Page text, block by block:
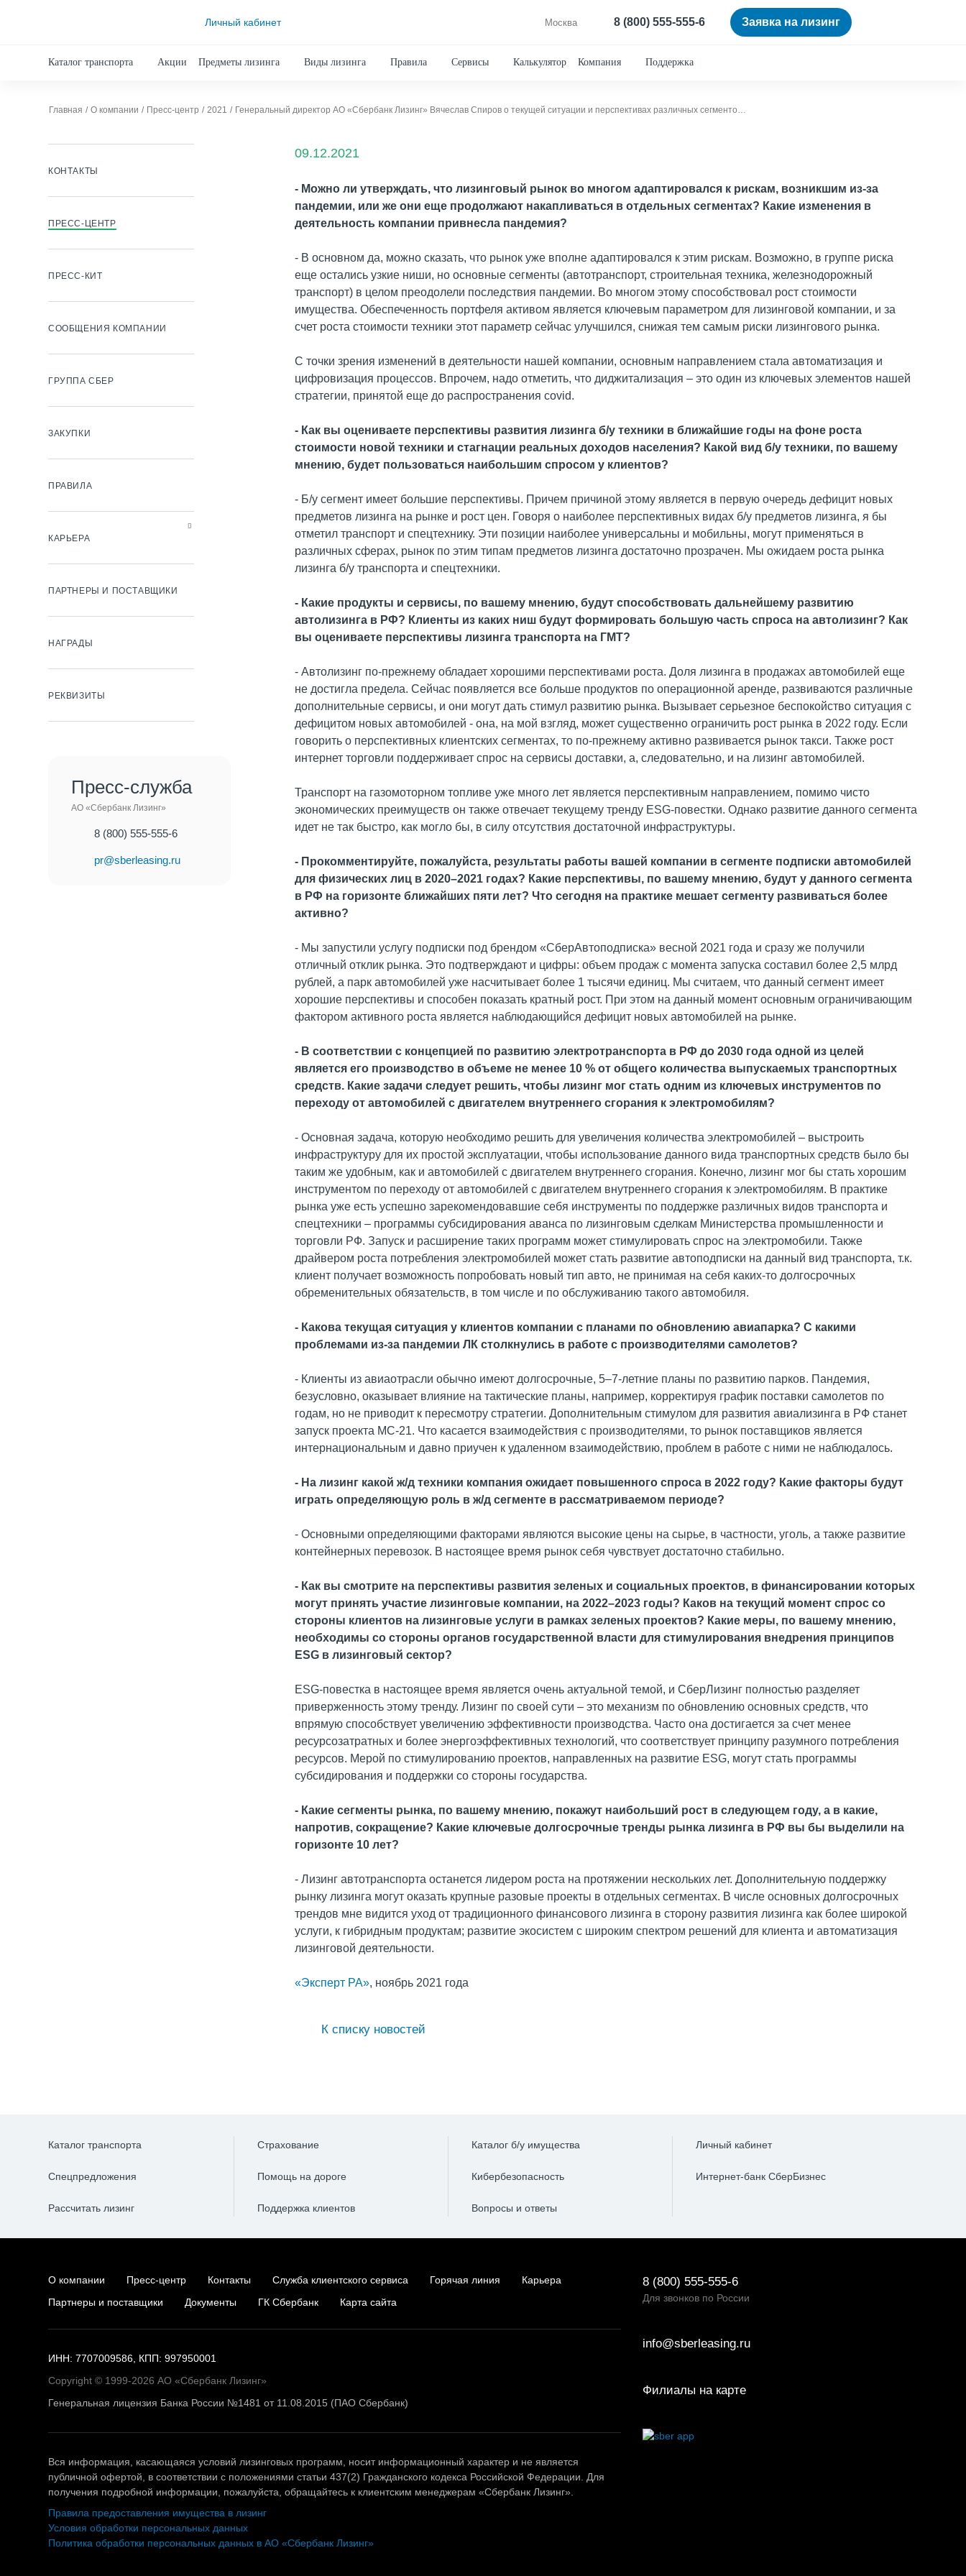
Личный кабинет Москва 8 (800) 555-555-6 Заявка на лизинг
Каталог транспорта Акции Предметы лизинга Виды лизинга Правила Сервисы Калькулятор Компания Поддержка
Главная О компании Пресс-центр 2021 Генеральный директор АО «Сбербанк Лизинг» Вячеслав Спиров о текущей ситуации и перспективах различных сегментов лизингового рынка
КОНТАКТЫ
ПРЕСС-ЦЕНТР
ПРЕСС-КИТ
СООБЩЕНИЯ КОМПАНИИ
ГРУППА СБЕР
ЗАКУПКИ
ПРАВИЛА
КАРЬЕРА
ПАРТНЕРЫ И ПОСТАВЩИКИ
НАГРАДЫ
РЕКВИЗИТЫ
Пресс-служба
АО «Сбербанк Лизинг»
8 (800) 555-555-6
pr@sberleasing.ru
09.12.2021
- Можно ли утверждать, что лизинговый рынок во многом адаптировался к рискам, возникшим из-за
пандемии, или же они еще продолжают накапливаться в отдельных сегментах? Какие изменения в
деятельность компании привнесла пандемия?
- В основном да, можно сказать, что рынок уже вполне адаптировался к этим рискам. Возможно, в группе риска
еще остались узкие ниши, но основные сегменты (автотранспорт, строительная техника, железнодорожный
транспорт) в целом преодолели последствия пандемии. Во многом этому способствовал рост стоимости
имущества. Обеспеченность портфеля активом является ключевым параметром для лизинговой компании, и за
счет роста стоимости техники этот параметр сейчас улучшился, снижая тем самым риски лизингового рынка.
С точки зрения изменений в деятельности нашей компании, основным направлением стала автоматизация и
цифровизация процессов. Впрочем, надо отметить, что диджитализация – это один из ключевых элементов нашей
стратегии, принятой еще до распространения сovid.
- Как вы оцениваете перспективы развития лизинга б/у техники в ближайшие годы на фоне роста
стоимости новой техники и стагнации реальных доходов населения? Какой вид б/у техники, по вашему
мнению, будет пользоваться наибольшим спросом у клиентов?
- Б/у сегмент имеет большие перспективы. Причем причиной этому является в первую очередь дефицит новых
предметов лизинга на рынке и рост цен. Говоря о наиболее перспективных видах б/у предметов лизинга, я бы
отметил транспорт и спецтехнику. Эти позиции наиболее универсальны и мобильны, могут применяться в
различных сферах, рынок по этим типам предметов лизинга достаточно прозрачен. Мы ожидаем роста рынка
лизинга б/у транспорта и спецтехники.
- Какие продукты и сервисы, по вашему мнению, будут способствовать дальнейшему развитию
автолизинга в РФ? Клиенты из каких ниш будут формировать большую часть спроса на автолизинг? Как
вы оцениваете перспективы лизинга транспорта на ГМТ?
- Автолизинг по-прежнему обладает хорошими перспективами роста. Доля лизинга в продажах автомобилей еще
не достигла предела. Сейчас появляется все больше продуктов по операционной аренде, развиваются различные
дополнительные сервисы, и они могут дать стимул развитию рынка. Вызывает серьезное беспокойство ситуация с
дефицитом новых автомобилей - она, на мой взгляд, может существенно ограничить рост рынка в 2022 году. Если
говорить о перспективных клиентских сегментах, то по-прежнему активно развивается рынок такси. Также рост
интернет торговли поддерживает спрос на сервисы доставки, а, следовательно, и на лизинг автомобилей.
Транспорт на газомоторном топливе уже много лет является перспективным направлением, помимо чисто
экономических преимуществ он также отвечает текущему тренду ESG-повестки. Однако развитие данного сегмента
идет не так быстро, как могло бы, в силу отсутствия достаточной инфраструктуры.
- Прокомментируйте, пожалуйста, результаты работы вашей компании в сегменте подписки автомобилей
для физических лиц в 2020–2021 годах? Какие перспективы, по вашему мнению, будут у данного сегмента
в РФ на горизонте ближайших пяти лет? Что сегодня на практике мешает сегменту развиваться более
активно?
- Мы запустили услугу подписки под брендом «СберАвтоподписка» весной 2021 года и сразу же получили
отличный отклик рынка. Это подтверждают и цифры: объем продаж с момента запуска составил более 2,5 млрд
рублей, а парк автомобилей уже насчитывает более 1 тысячи единиц. Мы считаем, что данный сегмент имеет
хорошие перспективы и способен показать кратный рост. При этом на данный момент основным ограничивающим
фактором активного роста является наблюдающийся дефицит новых автомобилей на рынке.
- В соответствии с концепцией по развитию электротранспорта в РФ до 2030 года одной из целей
является его производство в объеме не менее 10 % от общего количества выпускаемых транспортных
средств. Какие задачи следует решить, чтобы лизинг мог стать одним из ключевых инструментов по
переходу от автомобилей с двигателем внутреннего сгорания к электромобилям?
- Основная задача, которую необходимо решить для увеличения количества электромобилей – выстроить
инфраструктуру для их простой эксплуатации, чтобы использование данного вида транспортных средств было бы
таким же удобным, как и автомобилей с двигателем внутреннего сгорания. Конечно, лизинг мог бы стать хорошим
инструментом по переходу от автомобилей с двигателем внутреннего сгорания к электромобилям. В практике
рынка уже есть успешно зарекомендовавшие себя инструменты по поддержке различных видов транспорта и
спецтехники – программы субсидирования аванса по лизинговым сделкам Министерства промышленности и
торговли РФ. Запуск и расширение таких программ может стимулировать спрос на электромобили. Также
драйвером роста потребления электромобилей может стать развитие автоподписки на данный вид транспорта, т.к.
клиент получает возможность попробовать новый тип авто, не принимая на себя каких-то долгосрочных
обременительных обязательств, в том числе и по обслуживанию такого автомобиля.
- Какова текущая ситуация у клиентов компании с планами по обновлению авиапарка? С какими
проблемами из-за пандемии ЛК столкнулись в работе с производителями самолетов?
- Клиенты из авиаотрасли обычно имеют долгосрочные, 5–7-летние планы по развитию парков. Пандемия,
безусловно, оказывает влияние на тактические планы, например, корректируя график поставки самолетов по
годам, но не приводит к пересмотру стратегии. Дополнительным стимулом для развития авиализинга в РФ станет
запуск проекта МС-21. Что касается взаимодействия с производителями, то рынок поставщиков является
интернациональным и давно приучен к удаленном взаимодействию, проблем в работе с ними не наблюдалось.
- На лизинг какой ж/д техники компания ожидает повышенного спроса в 2022 году? Какие факторы будут
играть определяющую роль в ж/д сегменте в рассматриваемом периоде?
- Основными определяющими факторами являются высокие цены на сырье, в частности, уголь, а также развитие
контейнерных перевозок. В настоящее время рынок себя чувствует достаточно стабильно.
- Как вы смотрите на перспективы развития зеленых и социальных проектов, в финансировании которых
могут принять участие лизинговые компании, на 2022–2023 годы? Каков на текущий момент спрос со
стороны клиентов на лизинговые услуги в рамках зеленых проектов? Какие меры, по вашему мнению,
необходимы со стороны органов государственной власти для стимулирования внедрения принципов
ESG в лизинговый сектор?
ESG-повестка в настоящее время является очень актуальной темой, и СберЛизинг полностью разделяет
приверженность этому тренду. Лизинг по своей сути – это механизм по обновлению основных средств, что
впрямую способствует увеличению эффективности производства. Часто она достигается за счет менее
ресурсозатратных и более энергоэффективных технологий, что соответствует принципу разумного потребления
ресурсов. Мерой по стимулированию проектов, направленных на развитие ESG, могут стать программы
субсидирования и поддержки со стороны государства.
- Какие сегменты рынка, по вашему мнению, покажут наибольший рост в следующем году, а в какие,
напротив, сокращение? Какие ключевые долгосрочные тренды рынка лизинга в РФ вы бы выделили на
горизонте 10 лет?
- Лизинг автотранспорта останется лидером роста на протяжении нескольких лет. Дополнительную поддержку
рынку лизинга могут оказать крупные разовые проекты в отдельных сегментах. В числе основных долгосрочных
трендов мне видится уход от традиционного финансового лизинга в сторону развития лизинга как более широкой
услуги, к гибридным продуктам; развитие экосистем с широким спектром решений для клиента и автоматизация
лизинговой деятельности.
«Эксперт РА», ноябрь 2021 года
К списку новостей
Каталог транспорта
Спецпредложения
Рассчитать лизинг
Страхование
Помощь на дороге
Поддержка клиентов
Каталог б/у имущества
Кибербезопасность
Вопросы и ответы
Личный кабинет
Интернет-банк СберБизнес
О компании Пресс-центр Контакты Служба клиентского сервиса Горячая линия
Карьера
Партнеры и поставщики
Документы ГК Сбербанк Карта сайта
ИНН: 7707009586, КПП: 997950001
Copyright © 1999-2026 АО «Сбербанк Лизинг»
Генеральная лицензия Банка России №1481 от 11.08.2015 (ПАО Сбербанк)
Вся информация, касающаяся условий лизинговых программ, носит информационный характер и не является
публичной офертой, в соответствии с положениями статьи 437(2) Гражданского кодекса Российской Федерации. Для
получения подробной информации, пожалуйста, обращайтесь к клиентским менеджерам «Сбербанк Лизинг».
Правила предоставления имущества в лизинг
Условия обработки персональных данных
Политика обработки персональных данных в АО «Сбербанк Лизинг»
8 (800) 555-555-6
Для звонков по России
info@sberleasing.ru
Филиалы на карте